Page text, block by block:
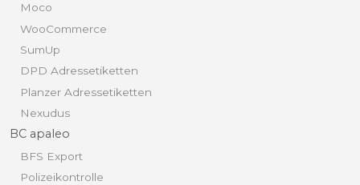
Moco
WooCommerce
SumUp
DPD Adressetiketten
Planzer Adressetiketten
Nexudus
BC apaleo
BFS Export
Polizeikontrolle